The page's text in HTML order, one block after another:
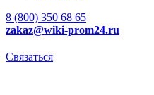
8 (800) 350 68 65
zakaz@wiki-prom24.ru
Связаться